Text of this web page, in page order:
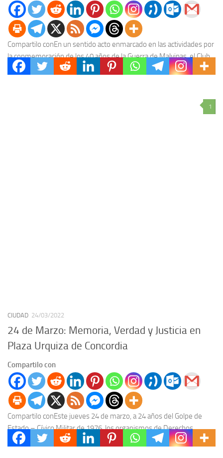
Compartilo conEn un sentido acto enmarcado en las actividades por
la conmemoración de los 40 años de la Guerra de Malvinas, el Club
Social y...
1
CIUDAD 24/03/2022
24 de Marzo: Memoria, Verdad y Justicia en
Plaza Urquiza de Concordia
Compartilo con
Compartilo conEste jueves 24 de marzo, a 24 años del Golpe de
Estado – Cívico Militar de 1976, los organismos de Derechos
Humanos y la...